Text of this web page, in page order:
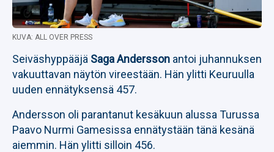
KUVA: ALL OVER PRESS
Seiväshyppääjä Saga Andersson antoi juhannuksen
vakuuttavan näytön vireestään. Hän ylitti Keuruulla
uuden ennätyksensä 457.
Andersson oli parantanut kesäkuun alussa Turussa
Paavo Nurmi Gamesissa ennätystään tänä kesänä
aiemmin. Hän ylitti silloin 456.